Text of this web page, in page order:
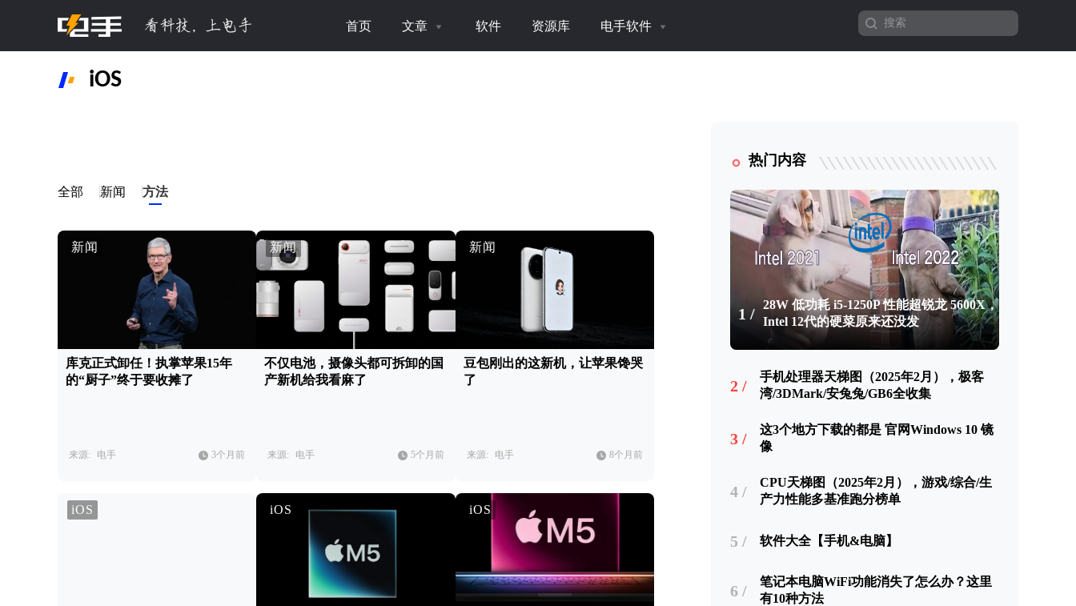
首页 文章 软件 资源库 电手软件
iOS
全部 新闻 方法
新闻
库克正式卸任！执掌苹果15年
的“厨子”终于要收摊了
来源: 电手 3个月前
新闻
不仅电池，摄像头都可拆卸的国
产新机给我看麻了
来源: 电手 5个月前
新闻
豆包刚出的这新机，让苹果馋哭
了
来源: 电手 8个月前
iOS iOS iOS
热门内容
1 /
28W 低功耗 i5-1250P 性能超锐龙 5600X，
Intel 12代的硬菜原来还没发
2 /
手机处理器天梯图（2025年2月），极客
湾/3DMark/安兔兔/GB6全收集
3 /
这3个地方下载的都是 官网Windows 10 镜
像
4 /
CPU天梯图（2025年2月），游戏/综合/生
产力性能多基准跑分榜单
5 / 软件大全【手机&电脑】
6 /
笔记本电脑WiFi功能消失了怎么办？这里
有10种方法